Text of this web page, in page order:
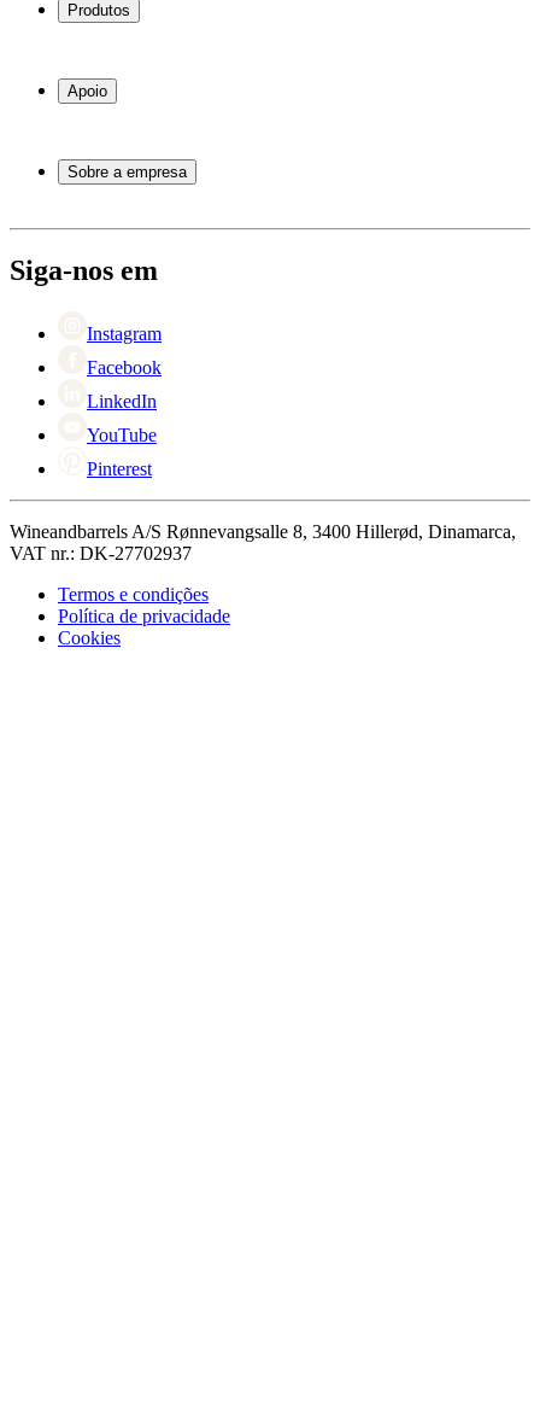
Produtos
Garrafeiras
Móveis para vinho
Apoio
Atendimento
Pagamento
Retorno
Sobre a empresa
Black Friday
Singles Day
Siga-nos em
Instagram
Facebook
LinkedIn
YouTube
Pinterest
Wineandbarrels A/S Rønnevangsalle 8, 3400 Hillerød, Dinamarca,
VAT nr.: DK-27702937
Termos e condições
Política de privacidade
Cookies